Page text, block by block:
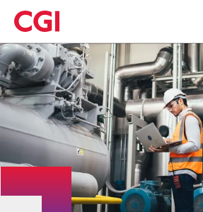
Skip
to
main
content